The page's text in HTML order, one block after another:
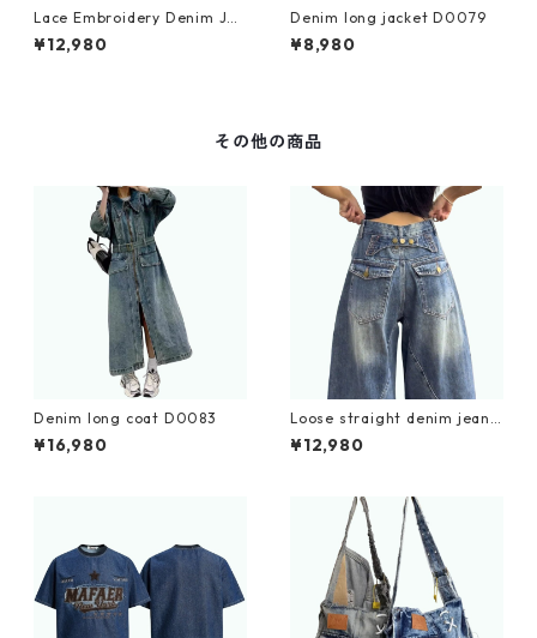
Lace Embroidery Denim Jac
ket D0063
¥12,980
Denim long jacket D0079
¥8,980
その他の商品
Denim long coat D0083
¥16,980
Loose straight denim jeans
D0183
¥12,980